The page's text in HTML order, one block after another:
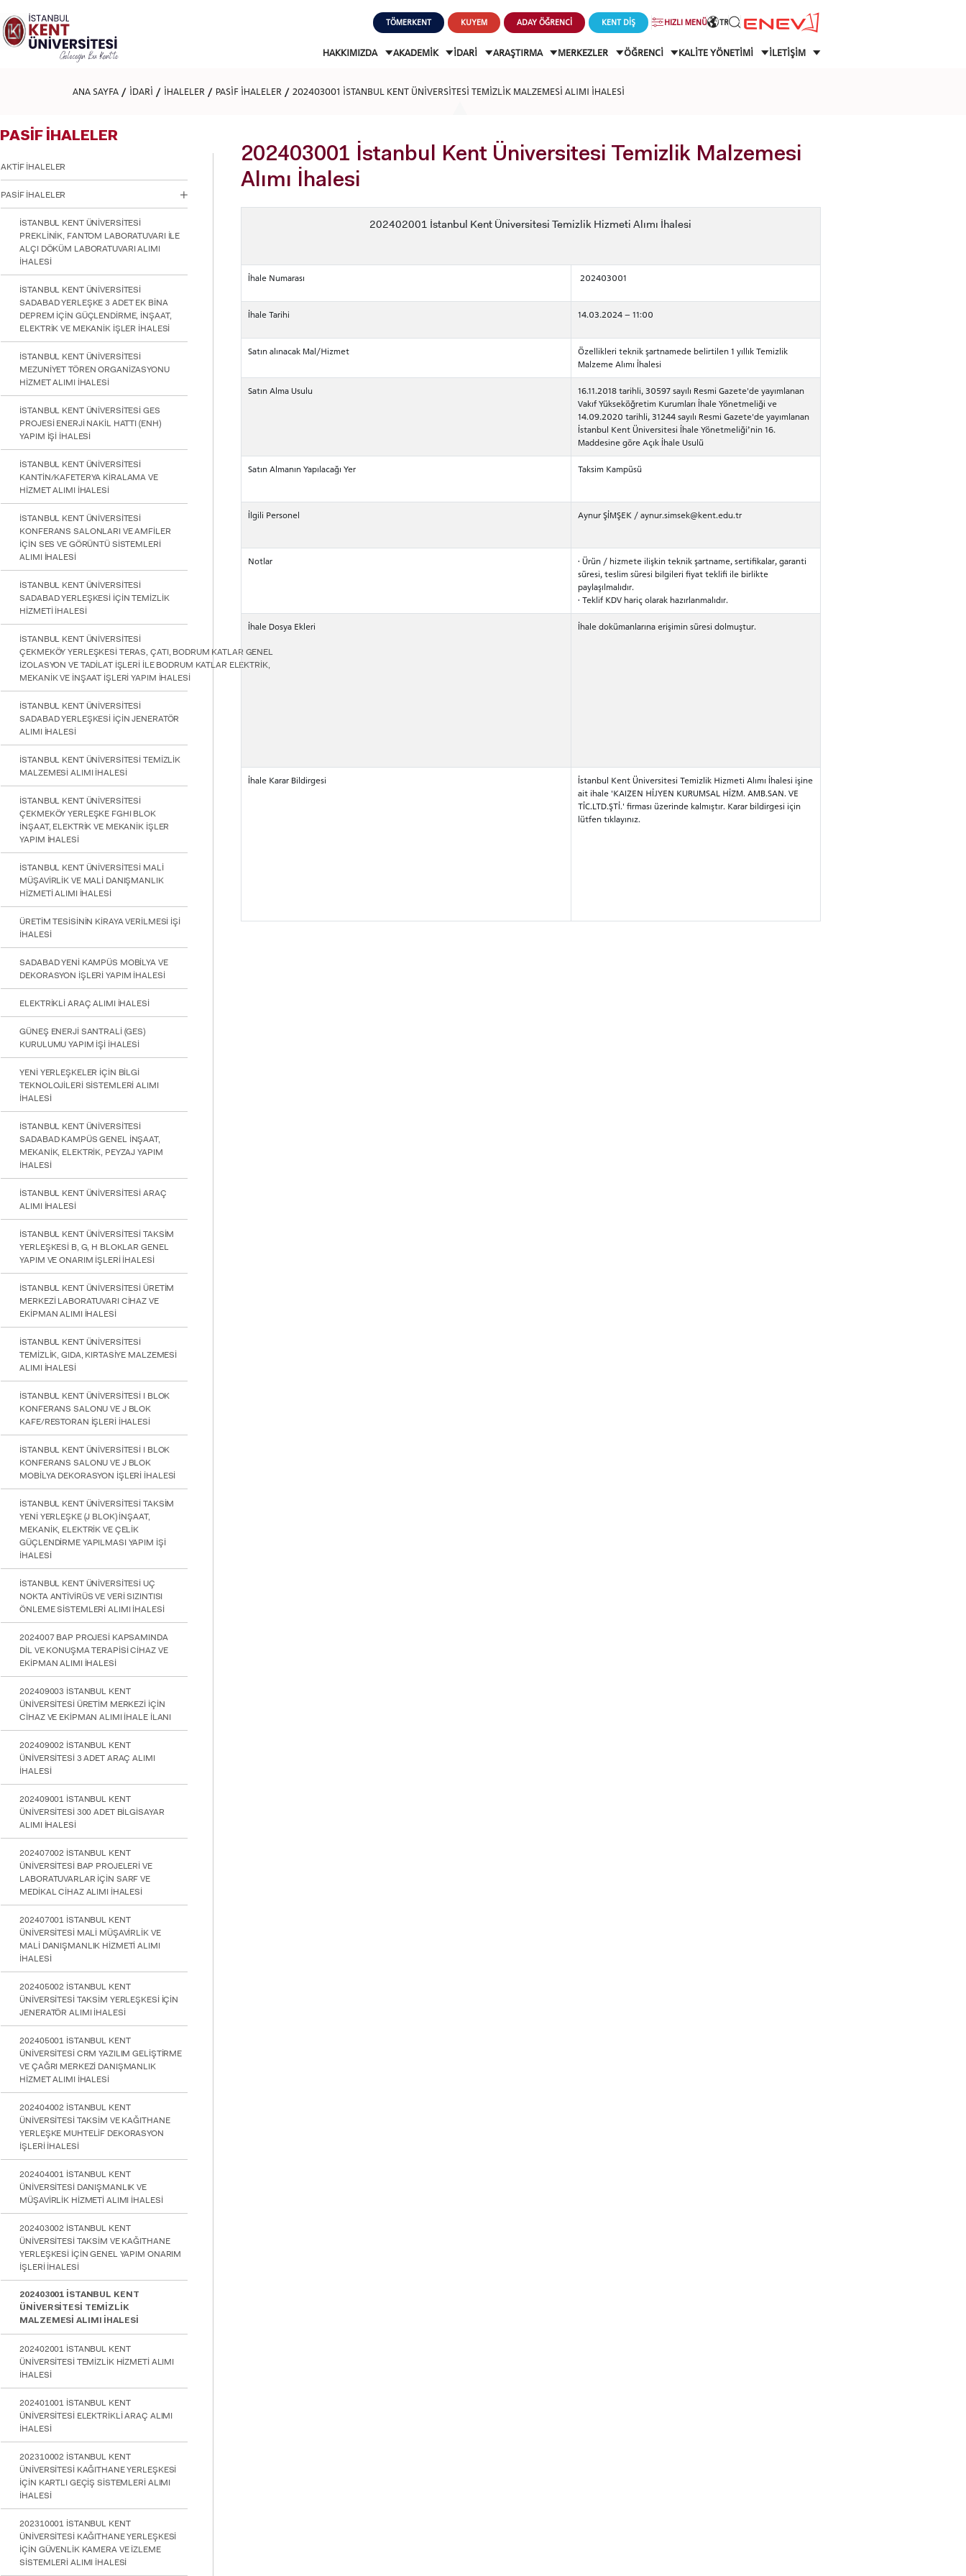
dikkat:
Bu
web
sitesini,
okuyucu
engellilere
ayarlamak
Control-
basın;
Erişilebilirlik
menüsünü
açmak
Control-
basın.
TÖMERKENT KUYEM ADAY ÖĞRENCİ KENT DİŞ HIZLI MENÜ TR
HAKKIMIZDA AKADEMİK İDARİ ARAŞTIRMA MERKEZLER ÖĞRENCİ KALİTE YÖNETİMİ İLETİŞİM
ANA SAYFA İDARİ İHALELER PASİF İHALELER 202403001 İSTANBUL KENT ÜNİVERSİTESİ TEMİZLİK MALZEMESİ ALIMI İHALESİ
PASİF İHALELER
AKTİF İHALELER
PASİF İHALELER
İSTANBUL KENT ÜNİVERSİTESİ
PREKLİNİK, FANTOM LABORATUVARI İLE
ALÇI DÖKÜM LABORATUVARI ALIMI
İHALESİ
İSTANBUL KENT ÜNİVERSİTESİ
SADABAD YERLEŞKE 3 ADET EK BİNA
DEPREM İÇİN GÜÇLENDİRME, İNŞAAT,
ELEKTRİK VE MEKANİK İŞLER İHALESİ
İSTANBUL KENT ÜNİVERSİTESİ
MEZUNİYET TÖREN ORGANİZASYONU
HİZMET ALIMI İHALESİ
İSTANBUL KENT ÜNİVERSİTESİ GES
PROJESİ ENERJİ NAKİL HATTI (ENH)
YAPIM İŞİ İHALESİ
İSTANBUL KENT ÜNİVERSİTESİ
KANTİN/KAFETERYA KİRALAMA VE
HİZMET ALIMI İHALESİ
İSTANBUL KENT ÜNİVERSİTESİ
KONFERANS SALONLARI VE AMFİLER
İÇİN SES VE GÖRÜNTÜ SİSTEMLERİ
ALIMI İHALESİ
İSTANBUL KENT ÜNİVERSİTESİ
SADABAD YERLEŞKESİ İÇİN TEMİZLİK
HİZMETİ İHALESİ
İSTANBUL KENT ÜNİVERSİTESİ
ÇEKMEKÖY YERLEŞKESİ TERAS, ÇATI, BODRUM KATLAR GENEL
İZOLASYON VE TADİLAT İŞLERİ İLE BODRUM KATLAR ELEKTRİK,
MEKANİK VE İNŞAAT İŞLERİ YAPIM İHALESİ
İSTANBUL KENT ÜNİVERSİTESİ
SADABAD YERLEŞKESİ İÇİN JENERATÖR
ALIMI İHALESİ
İSTANBUL KENT ÜNİVERSİTESİ TEMİZLİK
MALZEMESİ ALIMI İHALESİ
İSTANBUL KENT ÜNİVERSİTESİ
ÇEKMEKÖY YERLEŞKE FGHI BLOK
İNŞAAT, ELEKTRİK VE MEKANİK İŞLER
YAPIM İHALESİ
İSTANBUL KENT ÜNİVERSİTESİ MALİ
MÜŞAVİRLİK VE MALİ DANIŞMANLIK
HİZMETİ ALIMI İHALESİ
ÜRETİM TESİSİNİN KİRAYA VERİLMESİ İŞİ
İHALESİ
SADABAD YENİ KAMPÜS MOBİLYA VE
DEKORASYON İŞLERİ YAPIM İHALESİ
ELEKTRİKLİ ARAÇ ALIMI İHALESİ
GÜNEŞ ENERJİ SANTRALİ (GES)
KURULUMU YAPIM İŞİ İHALESİ
YENİ YERLEŞKELER İÇİN BİLGİ
TEKNOLOJİLERİ SİSTEMLERİ ALIMI
İHALESİ
İSTANBUL KENT ÜNİVERSİTESİ
SADABAD KAMPÜS GENEL İNŞAAT,
MEKANİK, ELEKTRİK, PEYZAJ YAPIM
İHALESİ
İSTANBUL KENT ÜNİVERSİTESİ ARAÇ
ALIMI İHALESİ
İSTANBUL KENT ÜNİVERSİTESİ TAKSİM
YERLEŞKESİ B, G, H BLOKLAR GENEL
YAPIM VE ONARIM İŞLERİ İHALESİ
İSTANBUL KENT ÜNİVERSİTESİ ÜRETİM
MERKEZİ LABORATUVARI CİHAZ VE
EKİPMAN ALIMI İHALESİ
İSTANBUL KENT ÜNİVERSİTESİ
TEMİZLİK, GIDA, KIRTASİYE MALZEMESİ
ALIMI İHALESİ
İSTANBUL KENT ÜNİVERSİTESİ I BLOK
KONFERANS SALONU VE J BLOK
KAFE/RESTORAN İŞLERİ İHALESİ
İSTANBUL KENT ÜNİVERSİTESİ I BLOK
KONFERANS SALONU VE J BLOK
MOBİLYA DEKORASYON İŞLERİ İHALESİ
İSTANBUL KENT ÜNİVERSİTESİ TAKSİM
YENİ YERLEŞKE (J BLOK) İNŞAAT,
MEKANİK, ELEKTRİK VE ÇELİK
GÜÇLENDİRME YAPILMASI YAPIM İŞİ
İHALESİ
İSTANBUL KENT ÜNİVERSİTESİ UÇ
NOKTA ANTİVİRÜS VE VERİ SIZINTISI
ÖNLEME SİSTEMLERİ ALIMI İHALESİ
2024007 BAP PROJESİ KAPSAMINDA
DİL VE KONUŞMA TERAPİSİ CİHAZ VE
EKİPMAN ALIMI İHALESİ
202409003 İSTANBUL KENT
ÜNİVERSİTESİ ÜRETİM MERKEZİ İÇİN
CİHAZ VE EKİPMAN ALIMI İHALE İLANI
202409002 İSTANBUL KENT
ÜNİVERSİTESİ 3 ADET ARAÇ ALIMI
İHALESİ
202409001 İSTANBUL KENT
ÜNİVERSİTESİ 300 ADET BİLGİSAYAR
ALIMI İHALESİ
202407002 İSTANBUL KENT
ÜNİVERSİTESİ BAP PROJELERİ VE
LABORATUVARLAR İÇİN SARF VE
MEDİKAL CİHAZ ALIMI İHALESİ
202407001 İSTANBUL KENT
ÜNİVERSİTESİ MALİ MÜŞAVİRLİK VE
MALİ DANIŞMANLIK HİZMETİ ALIMI
İHALESİ
202405002 İSTANBUL KENT
ÜNİVERSİTESİ TAKSİM YERLEŞKESİ İÇİN
JENERATÖR ALIMI İHALESİ
202405001 İSTANBUL KENT
ÜNİVERSİTESİ CRM YAZILIM GELİŞTİRME
VE ÇAĞRI MERKEZİ DANIŞMANLIK
HİZMET ALIMI İHALESİ
202404002 İSTANBUL KENT
ÜNİVERSİTESİ TAKSİM VE KAĞITHANE
YERLEŞKE MUHTELİF DEKORASYON
İŞLERİ İHALESİ
202404001 İSTANBUL KENT
ÜNİVERSİTESİ DANIŞMANLIK VE
MÜŞAVİRLİK HİZMETİ ALIMI İHALESİ
202403002 İSTANBUL KENT
ÜNİVERSİTESİ TAKSİM VE KAĞITHANE
YERLEŞKESİ İÇİN GENEL YAPIM ONARIM
İŞLERİ İHALESİ
202403001 İSTANBUL KENT
ÜNİVERSİTESİ TEMİZLİK
MALZEMESİ ALIMI İHALESİ
202402001 İSTANBUL KENT
ÜNİVERSİTESİ TEMİZLİK HİZMETİ ALIMI
İHALESİ
202401001 İSTANBUL KENT
ÜNİVERSİTESİ ELEKTRİKLİ ARAÇ ALIMI
İHALESİ
202310002 İSTANBUL KENT
ÜNİVERSİTESİ KAĞITHANE YERLEŞKESİ
İÇİN KARTLI GEÇİŞ SİSTEMLERİ ALIMI
İHALESİ
202310001 İSTANBUL KENT
ÜNİVERSİTESİ KAĞITHANE YERLEŞKESİ
İÇİN GÜVENLİK KAMERA VE İZLEME
SİSTEMLERİ ALIMI İHALESİ
202403001 İstanbul Kent Üniversitesi Temizlik Malzemesi
Alımı İhalesi
202402001 İstanbul Kent Üniversitesi Temizlik Hizmeti Alımı İhalesi
İhale Numarası 202403001
İhale Tarihi 14.03.2024 – 11:00
Satın alınacak Mal/Hizmet
Özellikleri teknik şartnamede belirtilen 1 yıllık Temizlik
Malzeme Alımı İhalesi
Satın Alma Usulu
16.11.2018 tarihli, 30597 sayılı Resmi Gazete'de yayımlanan
Vakıf Yükseköğretim Kurumları İhale Yönetmeliği ve
14.09.2020 tarihli, 31244 sayılı Resmi Gazete'de yayımlanan
İstanbul Kent Üniversitesi İhale Yönetmeliği’nin 16.
Maddesine göre Açık İhale Usulü
Satın Almanın Yapılacağı Yer Taksim Kampüsü
İlgili Personel Aynur ŞİMŞEK / aynur.simsek@kent.edu.tr
Notlar
· Ürün / hizmete ilişkin teknik şartname, sertifikalar, garanti
süresi, teslim süresi bilgileri fiyat teklifi ile birlikte
paylaşılmalıdır.
· Teklif KDV hariç olarak hazırlanmalıdır.
İhale Dosya Ekleri İhale dokümanlarına erişimin süresi dolmuştur.
İhale Karar Bildirgesi
İstanbul Kent Üniversitesi Temizlik Hizmeti Alımı İhalesi işine
ait ihale 'KAIZEN HİJYEN KURUMSAL HİZM. AMB.SAN. VE
TİC.LTD.ŞTİ.' firması üzerinde kalmıştır. Karar bildirgesi için
lütfen tıklayınız.